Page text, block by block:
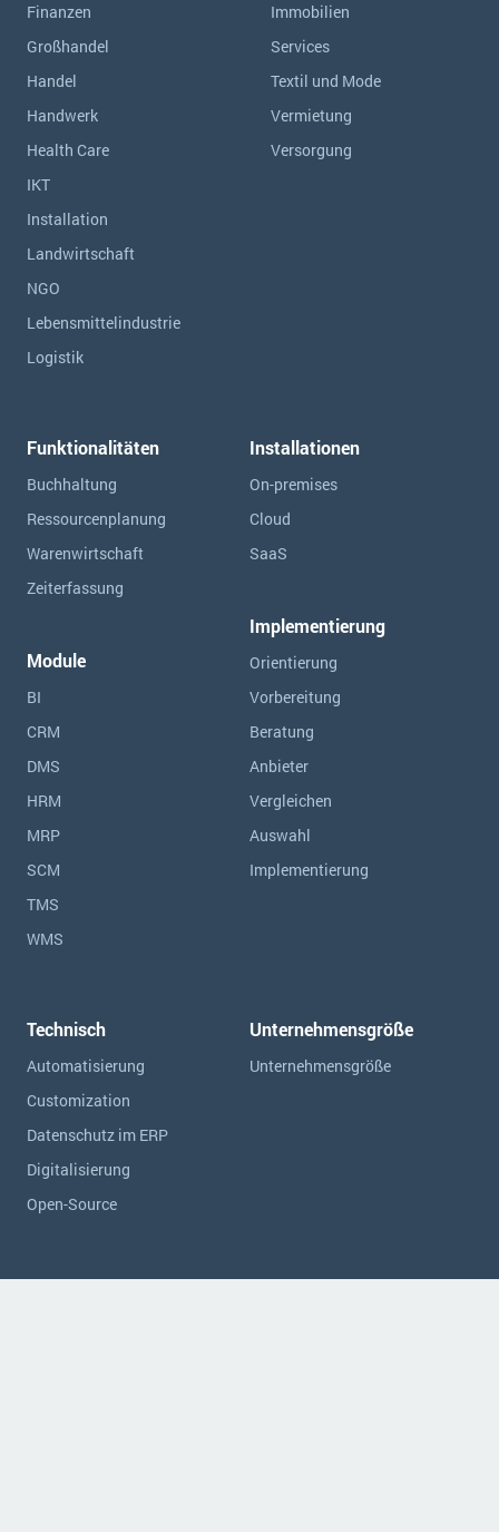
Finanzen
Großhandel
Handel
Handwerk
Health Care
IKT
Installation
Landwirtschaft
NGO
Lebensmittelindustrie
Logistik
Immobilien
Services
Textil und Mode
Vermietung
Versorgung
Funktionalitäten
Buchhaltung
Ressourcen­planung
Warenwirtschaft
Zeiterfassung
Module
BI
CRM
DMS
HRM
MRP
SCM
TMS
WMS
Installationen
On-premises
Cloud
SaaS
Implementierung
Orientierung
Vorbereitung
Beratung
Anbieter
Vergleichen
Auswahl
Implementierung
Technisch
Automatisierung
Customization
Datenschutz im ERP
Digitalisierung
Open-Source
Unternehmensgröße
Unternehmensgröße